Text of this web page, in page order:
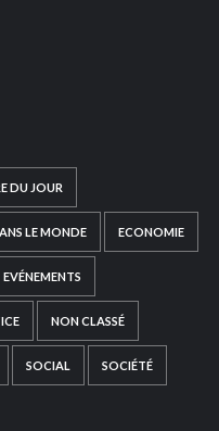
DU JOUR
LE MONDE ECONOMIE
EVÉNEMENTS
NON CLASSÉ
SOCIAL SOCIÉTÉ